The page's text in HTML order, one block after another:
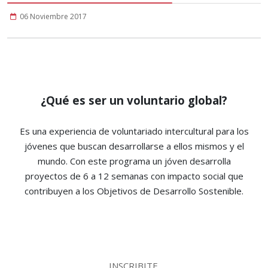
06 Noviembre 2017
¿Qué es ser un voluntario global?
Es una experiencia de voluntariado intercultural para los
jóvenes que buscan desarrollarse a ellos mismos y el
mundo. Con este programa un jóven desarrolla
proyectos de 6 a 12 semanas con impacto social que
contribuyen a los Objetivos de Desarrollo Sostenible.